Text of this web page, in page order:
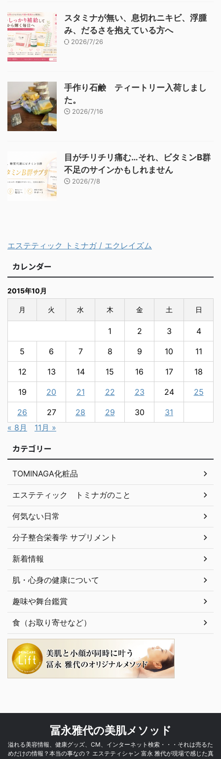
スタミナが無い、息切れニキビ、浮腫
み、だるさを抱えている方へ
2026/7/26
手作り石鹸 ティートリー入荷しまし
た。
2026/7/16
目がチリチリ痛む…それ、ビタミンB群
不足のサインかもしれません
2026/7/8
エステティック トミナガ / エクレイズム
カレンダー
2015年10月
月 火 水 木 金 土 日
1 2 3 4
5 6 7 8 9 10 11
12 13 14 15 16 17 18
19 20 21 22 23 24 25
26 27 28 29 30
31
« 8月
11月 »
カテゴリー
TOMINAGA化粧品
エステティック トミナガのこと
何気ない日常
分子整合栄養学 サプリメント
新着情報
肌・心身の健康について
趣味や舞台鑑賞
食（お取り寄せなど）
冨永雅代の美肌メソッド
溢れる美容情報、健康グッズ、CM、インターネット検索・・・それは売るた
めだけの情報？本当の事なの？ エステティシャン 富永 雅代が現場で感じた真